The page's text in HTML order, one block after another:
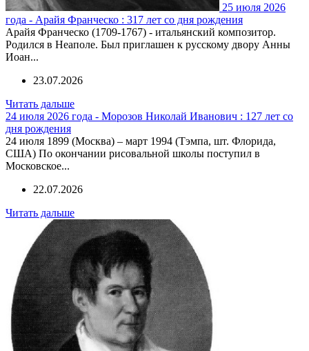
25 июля 2026
года - Арайя Франческо : 317 лет со дня рождения
Арайя Франческо (1709-1767) - итальянский композитор.
Родился в Неаполе. Был приглашен к русскому двору Анны
Иоан...
23.07.2026
Читать дальше
24 июля 2026 года - Морозов Николай Иванович : 127 лет со
дня рождения
24 июля 1899 (Москва) – март 1994 (Тэмпа, шт. Флорида,
США) По окончании рисовальной школы поступил в
Московское...
22.07.2026
Читать дальше